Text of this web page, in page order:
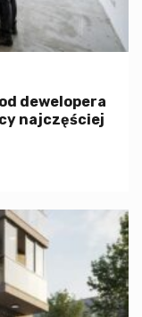
dewelopera
najczęściej